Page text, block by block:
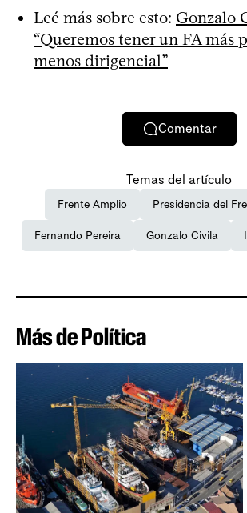
Leé más sobre esto: Gonzalo
“Queremos tener un FA más
menos dirigencial”
Comentar
Temas del artículo
Frente Amplio Presidencia del
Fernando Pereira Gonzalo Civila
Más de Política